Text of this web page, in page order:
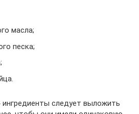
масла;
песка;
следует выложить